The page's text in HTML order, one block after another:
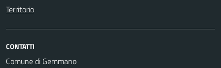
Territorio
CONTATTI
Comune di Gemmano